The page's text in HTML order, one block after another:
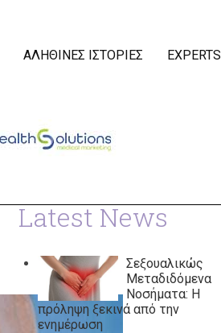
ΑΛΗΘΙΝΕΣ ΙΣΤΟΡΙΕΣ EXPERTS
Latest News
Σεξουαλικώς
Μεταδιδόμενα
Νοσήματα: Η
πρόληψη ξεκινά από την
ενημέρωση